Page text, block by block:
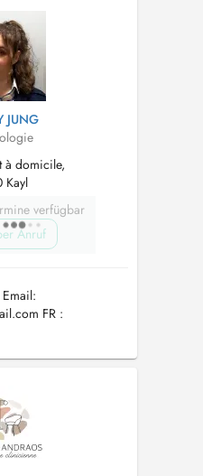
JUNG
à domicile,
Kayl
verfügbar
Anruf
FR :
teams) Consultation
lors d'une
(--> awer och ...